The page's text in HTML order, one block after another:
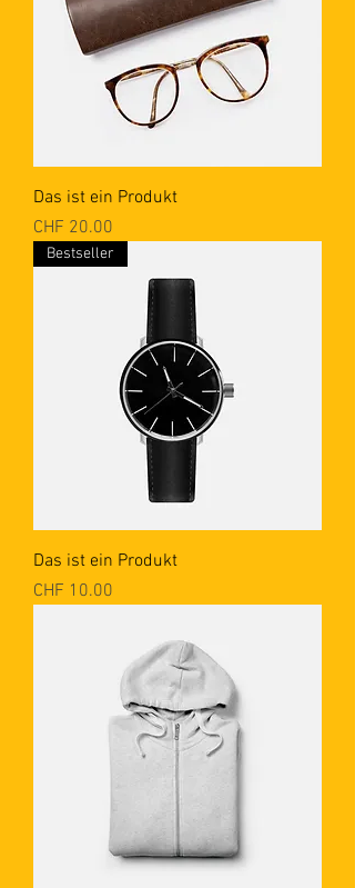
Das ist ein Produkt
Preis
CHF 20.00
Bestseller
Das ist ein Produkt
Preis
CHF 10.00